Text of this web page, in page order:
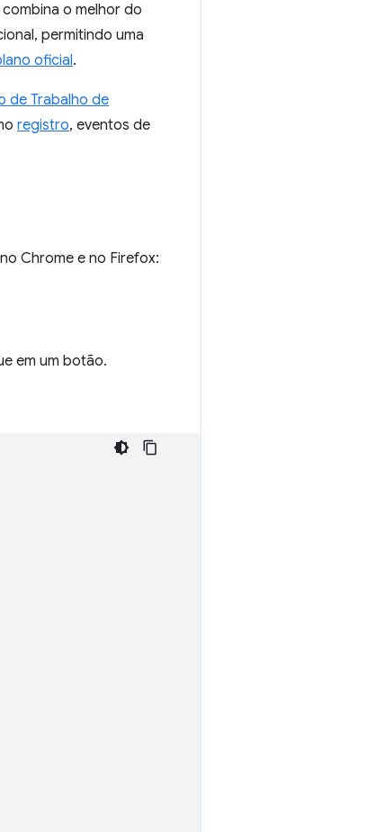
o melhor do
permitindo uma
oficial.
de Trabalho de
registro, eventos de
Chrome e no Firefox:
em um botão.